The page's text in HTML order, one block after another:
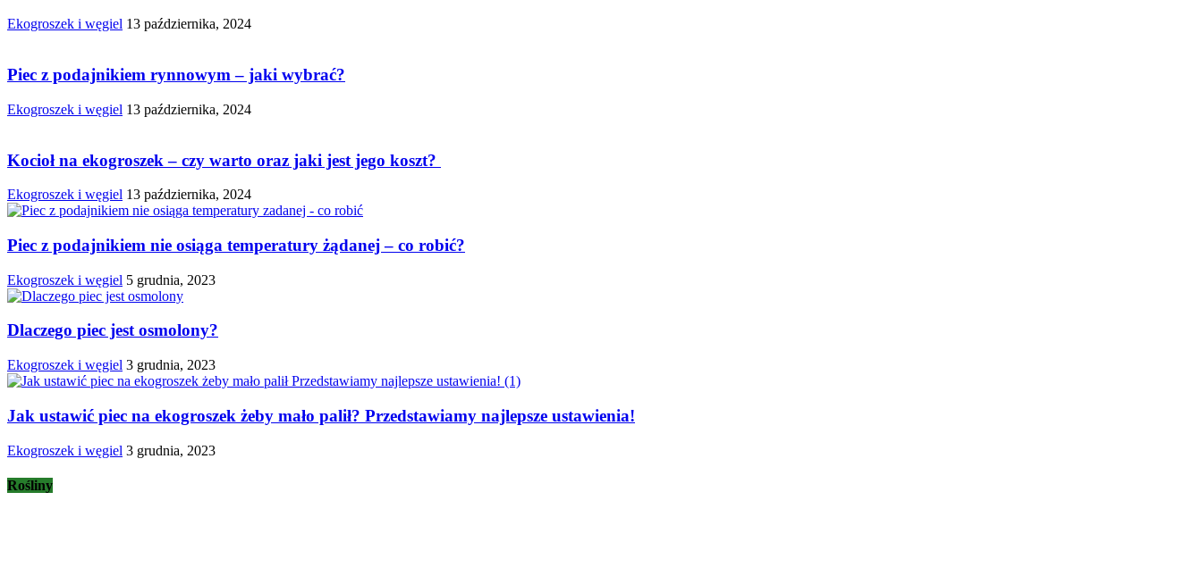
Ekogroszek i węgiel 13 października, 2024
Piec z podajnikiem rynnowym – jaki wybrać?
Ekogroszek i węgiel 13 października, 2024
Kocioł na ekogroszek – czy warto oraz jaki jest jego koszt?
Ekogroszek i węgiel 13 października, 2024
Piec z podajnikiem nie osiąga temperatury żądanej – co robić?
Ekogroszek i węgiel 5 grudnia, 2023
Dlaczego piec jest osmolony?
Ekogroszek i węgiel 3 grudnia, 2023
Jak ustawić piec na ekogroszek żeby mało palił? Przedstawiamy najlepsze ustawienia!
Ekogroszek i węgiel 3 grudnia, 2023
Rośliny